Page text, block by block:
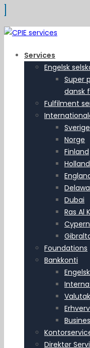
Services
Engelsk
Super
dansk
Fulfilment
Sverige
Norge
Finland
Holland
Dubai
Ras Al
Cypern
Foundations
Bankkonti
Direktør